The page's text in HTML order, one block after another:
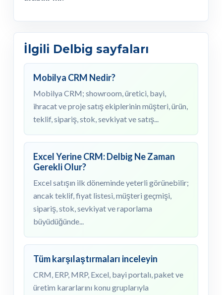
İlgili Delbig sayfaları
Mobilya CRM Nedir?
Mobilya CRM; showroom, üretici, bayi,
ihracat ve proje satış ekiplerinin müşteri, ürün,
teklif, sipariş, stok, sevkiyat ve satış...
Excel Yerine CRM: Delbig Ne Zaman
Gerekli Olur?
Excel satışın ilk döneminde yeterli görünebilir;
ancak teklif, fiyat listesi, müşteri geçmişi,
sipariş, stok, sevkiyat ve raporlama
büyüdüğünde...
Tüm karşılaştırmaları inceleyin
CRM, ERP, MRP, Excel, bayi portalı, paket ve
üretim kararlarını konu gruplarıyla